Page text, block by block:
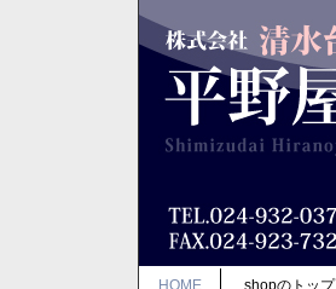
HOME shopのトップ